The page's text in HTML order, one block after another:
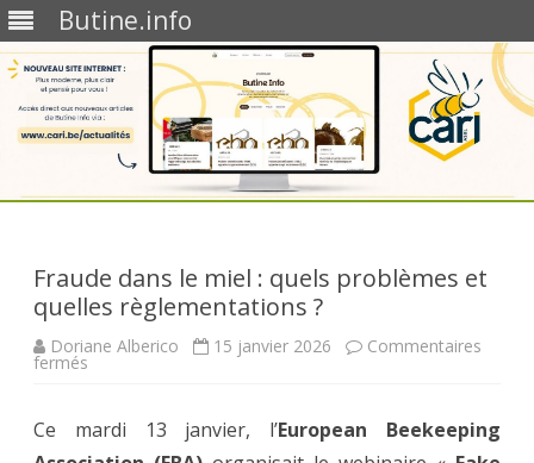
Butine.info
Fraude dans le miel : quels problèmes et
quelles règlementations ?
Doriane Alberico 15 janvier 2026 Commentaires
fermés
miel
:
Ce mardi 13 janvier, l’European Beekeeping